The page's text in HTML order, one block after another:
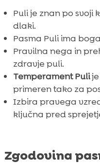
Puli kot družinski
 Kako izbrati
 Priprava doma
 Potovanje in
Dejstva o
Zaključek
 FAQ
Puli je znan po
dlaki.
Pasma Puli ima
Pravilna nega in
zdravje puli.
Temperament Pulije
primeren tako za
Izbira pravega
ključna pred
Zgodovina